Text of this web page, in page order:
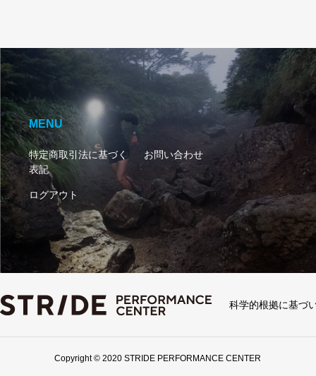
MENU
特定商取引法に基づく
表記
お問い合わせ
ログアウト
科学的根拠に基づ
Copyright © 2020 STRIDE PERFORMANCE CENTER